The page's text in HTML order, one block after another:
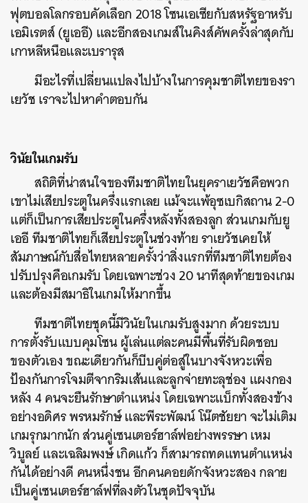
ฟุตบอลโลกรอบคัดเลือก 2018 โซนเอเซียกับสหรัฐอาหรับ
เอมิเรตส์ (ยูเออี) และอีกสองเกมส์ในคิงส์คัพครั้งล่าสุดกับ
เกาหลีหนือและเบรารุส
มีอะไรที่เปลี่ยนแปลงไปบ้างในการคุมชาติไทยของรา
เยวัช เราจะไปหาคำตอบกัน
วินัยในเกมรับ
​สถิติที่น่าสนใจของทีมชาติไทยในยุคราเยวัชคือพวก
เขาไม่เสียประตูในครึ่งแรกเลย แม้จะแพ้อุซเบกิสถาน 2-0
แต่ก็เป็นการเสียประตูในครึ่งหลังทั้งสองลูก ส่วนเกมกับยู
เออี ทีมชาติไทยก็เสียประตูในช่วงท้าย ราเยวัชเคยให้
สัมภาษณ์กับสื่อไทยหลายครั้งว่าสิ่งแรกที่ทีมชาติไทยต้อง
ปรับปรุงคือเกมรับ โดยเฉพาะช่วง 20 นาทีสุดท้ายของเกม
และต้องมีสมาธิในเกมให้มากขึ้น
​ทีมชาติไทยชุดนี้มีวินัยในเกมรับสูงมาก ด้วยระบบ
การตั้งรับแบบคุมโซน ผู้เล่นแต่ละคนมีพื้นที่รับผิดชอบ
ของตัวเอง ขณะเดียวกันก็บีบคู่ต่อสู่ในบางจังหวะเพื่อ
ป้องกันการโจมตีจากริมเส้นและลูกจ่ายทะลุช่อง แผงกอง
หลัง 4 คนจะยืนรักษาตำแหน่ง โดยเฉพาะแบ็กทั้งสองข้าง
อย่างอดิศร พรหมรักษ์ และพีระพัฒน์ โน๊ตชัยยา จะไม่เติม
เกมรุกมากนัก ส่วนคู่เซนเตอร์ฮาล์ฟอย่างพรรษา เหม
วิบูลย์ และเฉลิมพงษ์ เกิดแก้ว ก็สามารถทดแทนตำแหน่ง
กันได้อย่างดี คนหนึ่งชน อีกคนคอยดักจังหวะสอง กลาย
เป็นคู่เซนเตอร์ฮาล์ฟที่ลงตัวในชุดปัจจุบัน